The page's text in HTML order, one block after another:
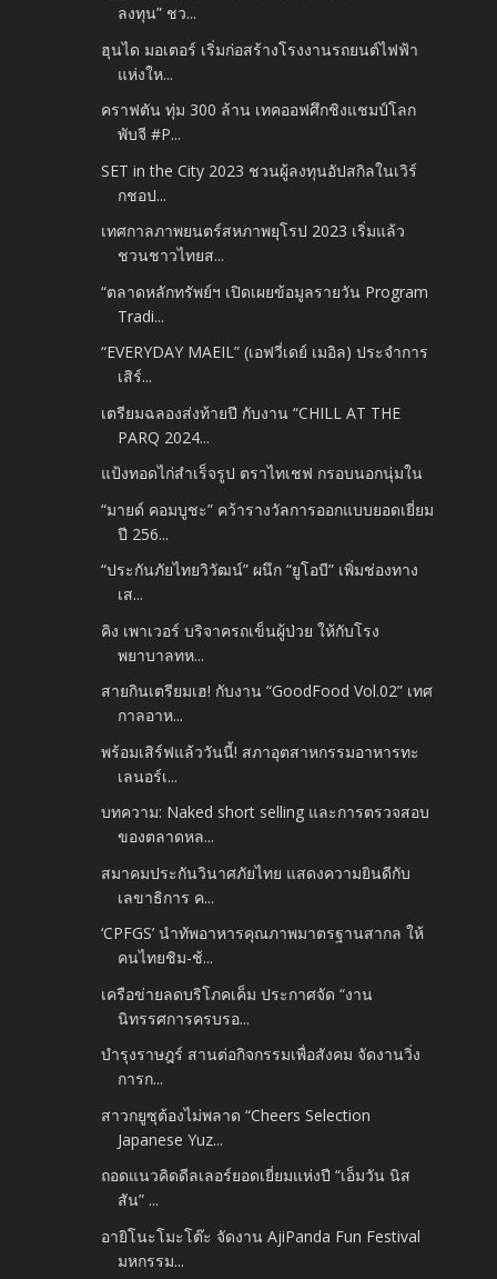
ลงทุน” ชว...
ฮุนได มอเตอร์ เริ่มก่อสร้างโรงงานรถยนต์ไฟฟ้า
แห่งให...
คราฟตัน ทุ่ม 300 ล้าน เทคออฟศึกชิงแชมป์โลก
พับจี #P...
SET in the City 2023 ชวนผู้ลงทุนอัปสกิลในเวิร์
กชอป...
เทศกาลภาพยนตร์สหภาพยุโรป 2023 เริ่มแล้ว
ชวนชาวไทยส...
“ตลาดหลักทรัพย์ฯ เปิดเผยข้อมูลรายวัน Program
Tradi...
“EVERYDAY MAEIL” (เอฟวี่เดย์ เมอิล) ประจำการ
เสิร์...
เตรียมฉลองส่งท้ายปี กับงาน “CHILL AT THE
PARQ 2024...
แป้งทอดไก่สำเร็จรูป ตราไทเชฟ กรอบนอกนุ่มใน
“มายด์ คอมบูชะ” คว้ารางวัลการออกแบบยอดเยี่ยม
ปี 256...
“ประกันภัยไทยวิวัฒน์” ผนึก “ยูโอบี” เพิ่มช่องทาง
เส...
คิง เพาเวอร์ บริจาครถเข็นผู้ป่วย ให้กับโรง
พยาบาลทห...
สายกินเตรียมเฮ! กับงาน “GoodFood Vol.02” เทศ
กาลอาห...
พร้อมเสิร์ฟแล้ววันนี้! สภาอุตสาหกรรมอาหารทะ
เลนอร์เ...
บทความ: Naked short selling และการตรวจสอบ
ของตลาดหล...
สมาคมประกันวินาศภัยไทย แสดงความยินดีกับ
เลขาธิการ ค...
‘CPFGS’ นำทัพอาหารคุณภาพมาตรฐานสากล ให้
คนไทยชิม-ช้...
เครือข่ายลดบริโภคเค็ม ประกาศจัด “งาน
นิทรรศการครบรอ...
บำรุงราษฎร์ สานต่อกิจกรรมเพื่อสังคม จัดงานวิ่ง
การก...
สาวกยูซุต้องไม่พลาด “Cheers Selection
Japanese Yuz...
ถอดแนวคิดดีลเลอร์ยอดเยี่ยมแห่งปี “เอ็มวัน นิส
สัน” ...
อายิโนะโมะโต๊ะ จัดงาน AjiPanda Fun Festival
มหกรรม...